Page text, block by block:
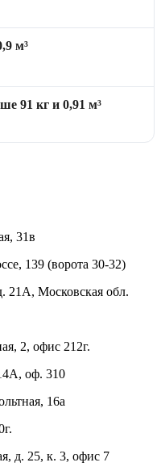
м³
91 кг и 0,91 м³
31в
139 (ворота 30-32)
21А, Московская обл.
2, офис 212г.
оф. 310
16а
д. 25, к. 3, офис 7